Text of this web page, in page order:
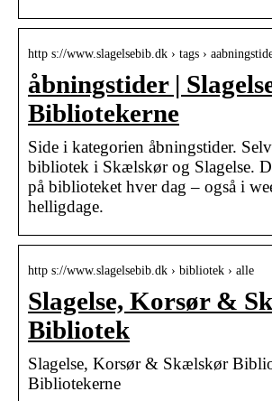
http s://www.slagelsebib.dk › tags ›
åbningstider |
Bibliotekerne
Side i kategorien åbningstider.
bibliotek i Skælskør og Slagelse.
på biblioteket hver dag – også i
helligdage.
http s://www.slagelsebib.dk › bibliotek › alle
Slagelse, Korsør &
Bibliotek
Slagelse, Korsør & Skælskør
Bibliotekerne